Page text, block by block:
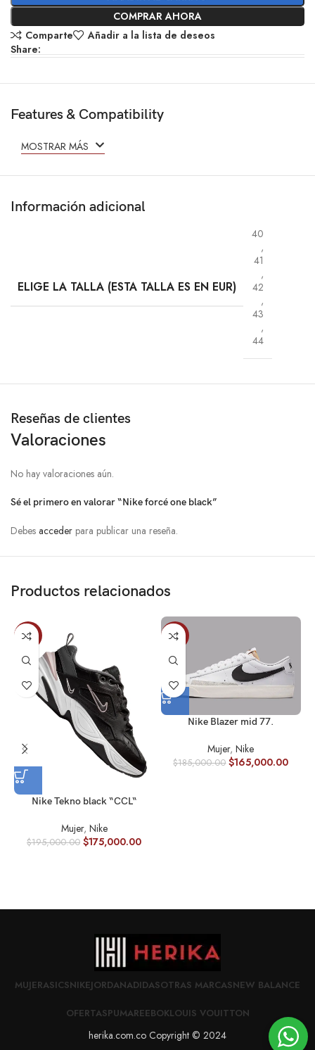
COMPRAR AHORA
Comparte
Añadir a la lista de deseos
Share:
Features & Compatibility
MOSTRAR MÁS
Información adicional
ELIGE LA TALLA (ESTA TALLA ES EN EUR)
40
,
41
,
42
,
43
,
44
Reseñas de clientes
Valoraciones
No hay valoraciones aún.
Sé el primero en valorar “Nike forcé one black”
Debesacceder para publicar una reseña.
Productos relacionados
-10%
Nike Tekno black “CCL“
Mujer, Nike
$195,000.00 $175,000.00
-11%
Nike Blazer mid 77.
Mujer,Nike
$185,000.00 $165,000.00
MUJERASICSNIKEJORDANADIDASOTRAS MARCASNEW BALANCE
OFERTASPUMAREEBOKLOUIS VOUITTON
herika.com.co Copyright © 2024